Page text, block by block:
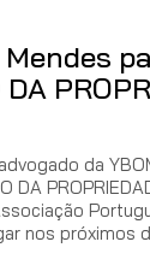
da
DA
nos próximos